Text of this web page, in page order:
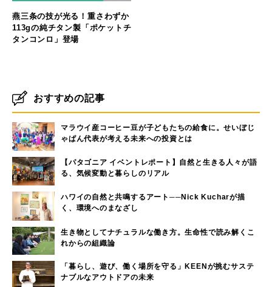
燕三条の技が光る！重さわずか
113gの純チタン製「ポケットチ
タンコンロ」登場
おすすめの記事
マラウイ産コーヒー豆が子どもたちの給食に。せいぼじ
ゃぱん代表が考える未来への投資とは
【パタゴニア イベントレポート】自然と生きる人々が語
る、気候変動と暮らしのリアル
ハワイの自然と共鳴するアート──Nick Kucharが描
く、環境へのまなざし
生き物としてナチュラルな働き方。生命性で読み解くこ
れからの組織論
「暮らし、遊び、働く場所を守る」KEENが挑むサステ
ナブルなアウトドアの未来